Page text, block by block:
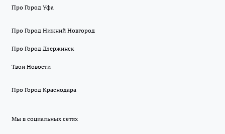
Про Город Уфа
Про Город Нижний Новгород
Про Город Дзержинск
Твои Новости
Про Город Краснодара
Мы в социальных сетях